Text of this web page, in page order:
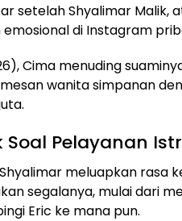
setelah Shyalimar Malik,
di Instagram
Cima menuding
wanita simpanan
Pelayanan
meluapkan rasa
segalanya, mulai dari
Eric ke mana pun.